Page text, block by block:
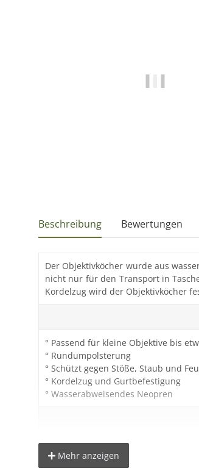
Beschreibung Bewertungen
Der Objektivköcher wurde aus
nicht nur für den Transport in
Kordelzug wird der Objektivköcher
° Passend für kleine Objektive bis
° Rundumpolsterung
° Schützt gegen Stöße, Staub und
° Kordelzug und Gurtbefestigung
° Wasserabweisendes Neopren
Beachten Sie bitte, dass die
Mehr anzeigen